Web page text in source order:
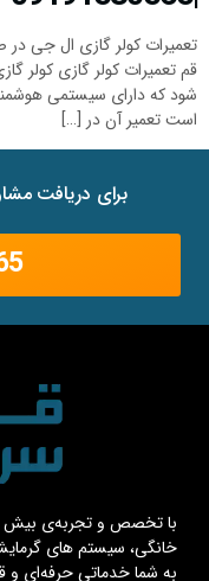
تعمیرات کولر گازی ال جی در
قم تعمیرات کولر گازی کولر
شود که دارای
است تعمیر آن در […]
برای دریافت
خانگی، سیستم های
به شما خدماتی حرفه‌ای و